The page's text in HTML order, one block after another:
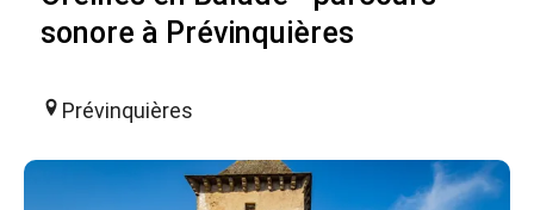
sonore à Prévinquières
Prévinquières